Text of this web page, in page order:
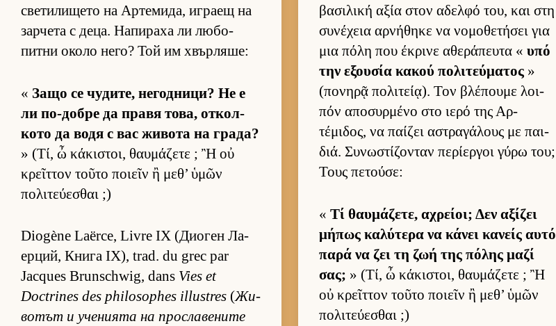
све­ти­ли­щето на Ар­те­ми­да, иг­раещ на
зар­чета с де­ца. На­пи­раха ли лю­бо­
питни около не­го? Той им хвър­ля­ше:
« Защо се чу­ди­те, не­год­ни­ци? Не е
ли по-добре да правя то­ва, от­кол­
кото да водя с вас жи­вота на гра­да?
» (Τί, ὦ κάκιστοι, θαυμάζετε ; Ἢ οὐ
κρεῖττον τοῦτο ποιεῖν ἢ μεθ’ ὑμῶν
πολιτεύεσθαι ;)
Diogène Laërce, Livre IX (Ди­о­ген Ла­
ер­ций, Книга IX), trad. du grec par
Jacques Brunschwig, dans Vies et
Doctrines des philosophes illustres (Жи­
во­тът и уче­ни­ята на прос­ла­ве­ните
βασιλική αξία στον αδελφό του, και στη
συνέχεια αρ­νήθηκε να νομοθετήσει για
μια πόλη που έκρινε αθεράπευτα «υπό
την εξου­σία κακού πολιτεύ­ματος »
(πονηρᾷ πολιτεί­ᾳ). Τον βλέπουμε λοι­
πόν αποσυρ­μένο στο ιερό της Αρ­
τέμιδος, να παί­ζει αστραγάλους με παι­
διά. Συνωστίζονταν περίερ­γοι γύρω του;
Τους πετού­σε:
«Τί θαυ­μάζετε, αχρεί­οι; Δεν αξίζει
μήπως καλύτερα να κάνει κανείς αυτό
παρά να ζει τη ζωή της πόλης μαζί
σας; » (Τί, ὦ κάκιστοι, θαυ­μάζετε ; Ἢ
οὐ κρεῖτ­τον τοῦτο ποιεῖν ἢ μεθ’ ὑμῶν
πολιτεύ­εσθαι ;)